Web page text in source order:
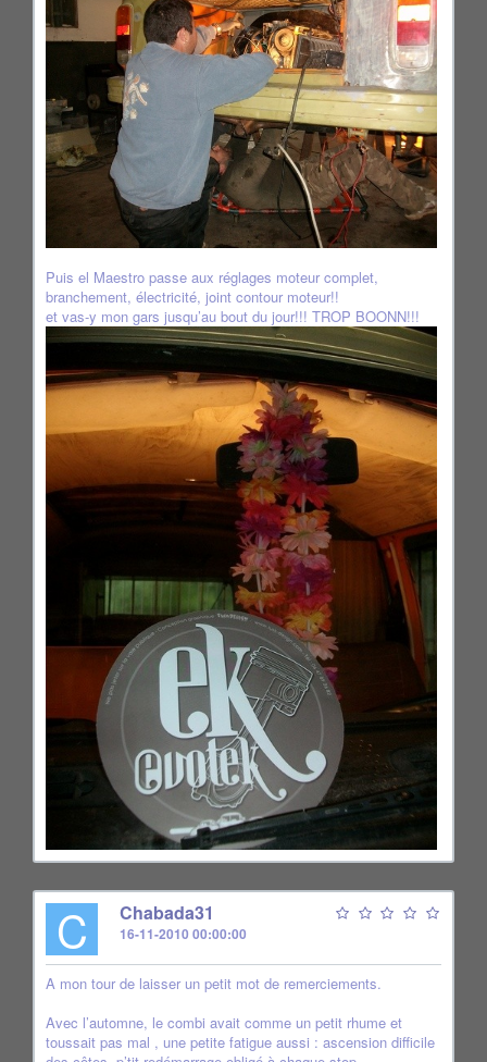
Puis el Maestro passe aux réglages moteur complet,
branchement, électricité, joint contour moteur!!
et vas-y mon gars jusqu’au bout du jour!!! TROP BOONN!!!
C Chabada31
16-11-2010 00:00:00
A mon tour de laisser un petit mot de remerciements.
Avec l’automne, le combi avait comme un petit rhume et
toussait pas mal , une petite fatigue aussi : ascension difficile